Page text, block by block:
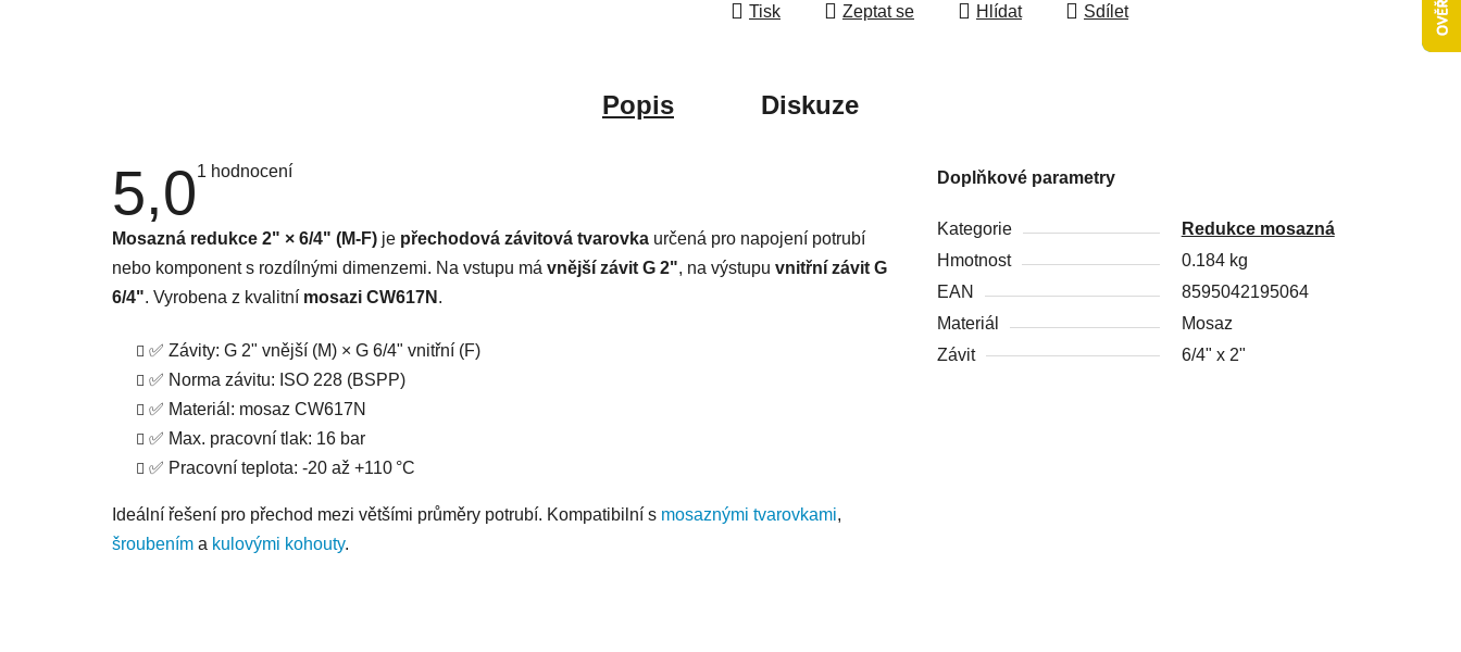
Tisk Zeptat se Hlídat Sdílet
Popis Diskuze
5,0Průměrné
5,0
5
hvězdiček.
1 hodnocení
Mosazná redukce 2" × 6/4" (M-F) je přechodová závitová tvarovka určená pro napojení potrubí
nebo komponent s rozdílnými dimenzemi. Na vstupu má vnější závit G 2", na výstupu vnitřní závit G
6/4". Vyrobena z kvalitní mosazi CW617N .
✅ Závity: G 2" vnější (M) × G 6/4" vnitřní (F)
✅ Norma závitu: ISO 228 (BSPP)
✅ Materiál: mosaz CW617N
✅ Max. pracovní tlak: 16 bar
✅ Pracovní teplota: -20 až +110 °C
Ideální řešení pro přechod mezi většími průměry potrubí. Kompatibilní s mosaznými tvarovkami,
šroubením a kulovými kohouty.
Doplňkové parametry
Kategorie
Redukce mosazná
Hmotnost
0.184 kg
EAN
8595042195064
Materiál
Mosaz
Závit
6/4" x 2"